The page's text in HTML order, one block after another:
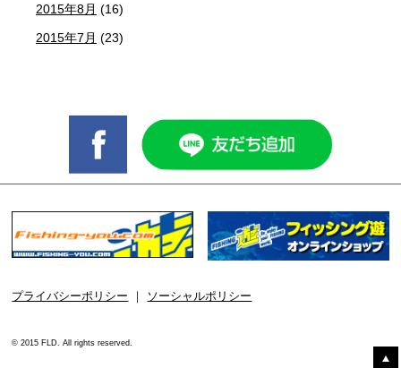
2015年8月 (16)
2015年7月 (23)
プライバシーポリシー ソーシャルポリシー
© 2015 FLD. All rights reserved.